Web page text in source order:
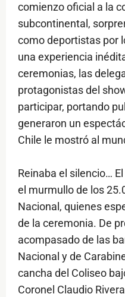
comienzo oficial a la
subcontinental,
como deportistas por
una experiencia
ceremonias, las
protagonistas del
participar, portando
generaron un
Chile le mostró al
Reinaba el silencio…
el murmullo de los
Nacional, quienes
de la ceremonia. De
acompasado de las
Nacional y de
cancha del Coliseo
Coronel Claudio